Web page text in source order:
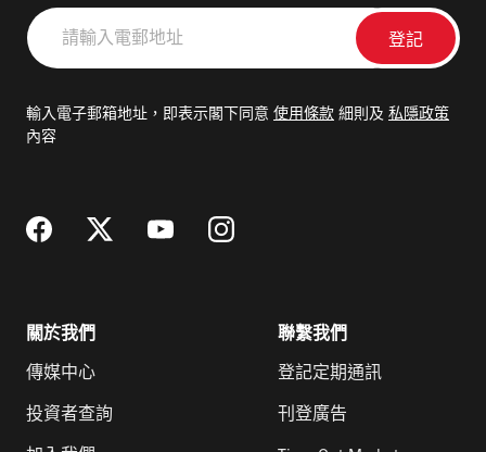
請
輸
郵
輸入電子郵箱地址，即表示閣下同意 使用條款 細則及 私隱政策
內容
關於我們
傳媒中心
投資者查詢
聯繫我們
登記定期通訊
刊登廣告